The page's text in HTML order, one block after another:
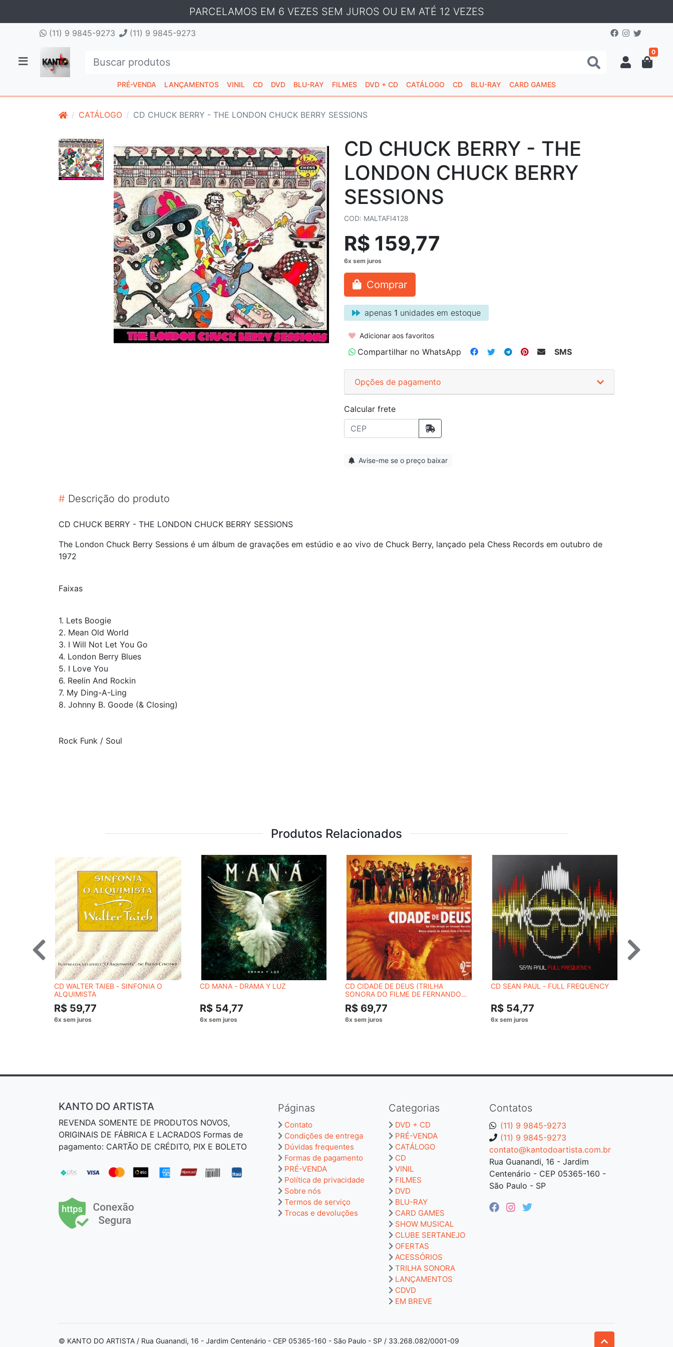
PARCELAMOS EM 6 VEZES SEM JUROS OU EM ATÉ 12 VEZES
(11) 9 9845-9273 (11) 9 9845-9273
0
PRÉ-VENDA LANÇAMENTOS VINIL CD DVD BLU-RAY FILMES DVD + CD CATÁLOGO CD BLU-RAY CARD GAMES
CATÁLOGO CD CHUCK BERRY - THE LONDON CHUCK BERRY SESSIONS
CD CHUCK BERRY - THE
LONDON CHUCK BERRY
SESSIONS
COD: MALTAFI4128
R$ 159,77
Comprar
apenas 1 unidades em estoque
Adicionar aos favoritos
Compartilhar no WhatsApp SMS
Opções de pagamento
Calcular frete
Avise-me se o preço baixar
# Descrição do produto
CD CHUCK BERRY - THE LONDON CHUCK BERRY SESSIONS
The London Chuck Berry Sessions é um álbum de gravações em estúdio e ao vivo de Chuck Berry, lançado pela Chess Records em outubro de
1972
Faixas
1. Lets Boogie
2. Mean Old World
3. I Will Not Let You Go
4. London Berry Blues
5. I Love You
6. Reelin And Rockin
7. My Ding-A-Ling
8. Johnny B. Goode (& Closing)
Rock Funk / Soul
Produtos Relacionados
CD WALTER TAIEB - SINFONIA O
ALQUIMISTA
R$ 59,77
CD MANA - DRAMA Y LUZ
R$ 54,77
CD CIDADE DE DEUS (TRILHA
SONORA DO FILME DE FERNANDO
MEIRELLES)
R$ 69,77
CD SEAN PAUL - FULL FREQUENCY
R$ 54,77
Contatos
(11) 9 9845-9273
(11) 9 9845-9273
contato@kantodoartista.com.br
Rua Guanandi, 16 - Jardim
Centenário - CEP 05365-160 -
São Paulo - SP
Páginas
Contato
Condições de entrega
Dúvidas frequentes
Formas de pagamento
PRÉ-VENDA
Política de privacidade
Sobre nós
Termos de serviço
Trocas e devoluções
Categorias
DVD + CD
PRÉ-VENDA
CATÁLOGO
CD
VINIL
FILMES
DVD
BLU-RAY
CARD GAMES
SHOW MUSICAL
CLUBE SERTANEJO
OFERTAS
ACESSÓRIOS
TRILHA SONORA
LANÇAMENTOS
CDVD
EM BREVE
KANTO DO ARTISTA
REVENDA SOMENTE DE PRODUTOS NOVOS,
ORIGINAIS DE FÁBRICA E LACRADOS Formas de
pagamento: CARTÃO DE CRÉDITO, PIX E BOLETO
© KANTO DO ARTISTA / Rua Guanandi, 16 - Jardim Centenário - CEP 05365-160 - São Paulo - SP / 33.268.082/0001-09